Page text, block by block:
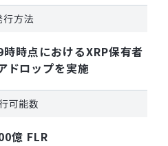
行方法
時点におけるXRP保有者
ドロップを実施
可能数
億 FLR